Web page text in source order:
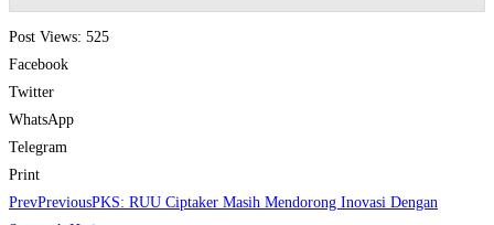
Post Views: 525
Facebook
Twitter
WhatsApp
Telegram
Print
PrevPreviousPKS: RUU Ciptaker Masih Mendorong Inovasi Dengan